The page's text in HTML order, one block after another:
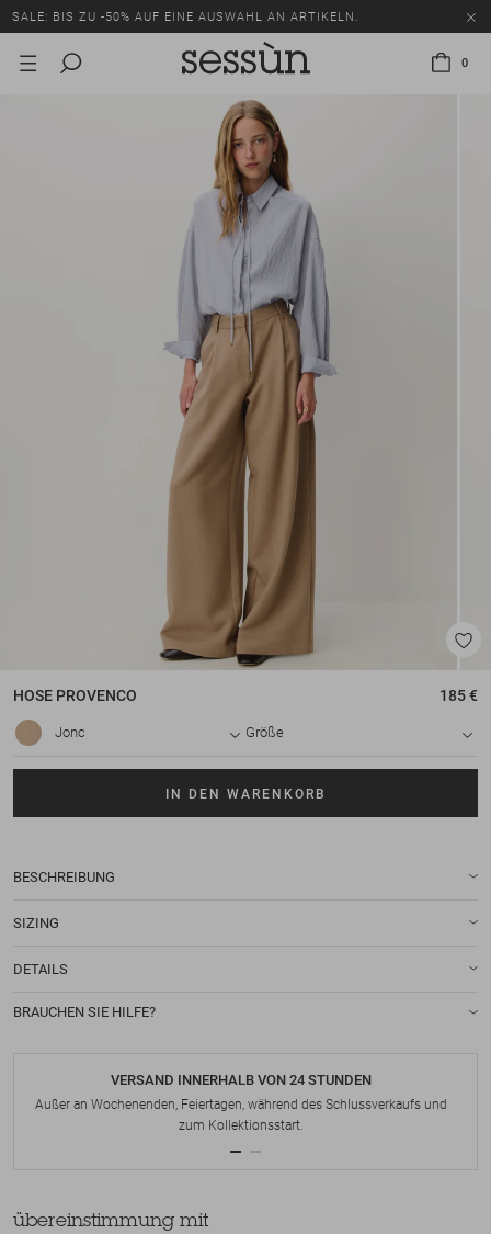
SALE: BIS ZU -50% AUF EINE AUSWAHL AN ARTIKELN.
0
HOSE PROVENCO 185 €
Jonc Größe
IN DEN WARENKORB
BESCHREIBUNG
SIZING
DETAILS
BRAUCHEN SIE HILFE?
VERSAND INNERHALB VON 24 STUNDEN
Außer an Wochenenden, Feiertagen, während des Schlussverkaufs und
zum Kollektionsstart.
übereinstimmung mit